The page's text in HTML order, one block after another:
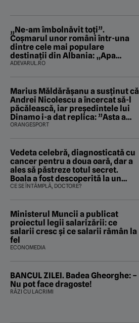
„Ne-am îmbolnăvit toți”.
Coșmarul unor români într-una
dintre cele mai populare
destinații din Albania: „Apa
mirosea a canalizare”
ADEVARUL.RO
Marius Măldărăşanu a susţinut că
Andrei Nicolescu a încercat să-l
păcălească, iar preşedintele lui
Dinamo i-a dat replica: ”Asta a
fost istoria”
ORANGESPORT
Vedeta celebră, diagnosticată cu
cancer pentru a doua oară, dar a
ales să păstreze totul secret.
Boala a fost descoperită la un
control de rutină
CE SE ÎNTÂMPLĂ, DOCTORE?
Ministerul Muncii a publicat
proiectul legii salarizării: ce
salarii cresc și ce salarii rămân la
fel
ECONOMEDIA
BANCUL ZILEI. Badea Gheorghe: –
Nu pot face dragoste!
RÂZI CU LACRIMI